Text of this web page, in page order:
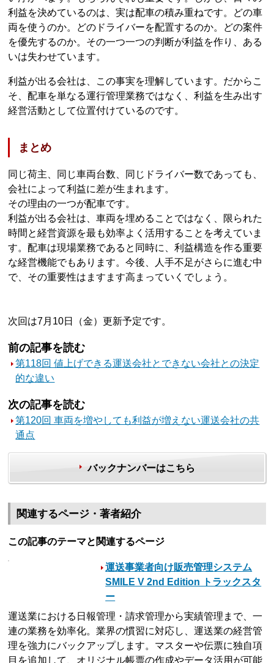
利益を決めているのは、実は配車の積み重ねです。どの車
両を使うのか。どのドライバーを配置するのか。どの案件
を優先するのか。その一つ一つの判断が利益を作り、ある
いは失わせています。
利益が出る会社は、この事実を理解しています。だからこ
そ、配車を単なる運行管理業務ではなく、利益を生み出す
経営活動として位置付けているのです。
まとめ
同じ荷主、同じ車両台数、同じドライバー数であっても、
会社によって利益に差が生まれます。
その理由の一つが配車です。
利益が出る会社は、車両を埋めることではなく、限られた
時間と経営資源を最も効率よく活用することを考えていま
す。配車は現場業務であると同時に、利益構造を作る重要
な経営機能でもあります。今後、人手不足がさらに進む中
で、その重要性はますます高まっていくでしょう。
次回は7月10日（金）更新予定です。
前の記事を読む
第118回 値上げできる運送会社とできない会社との決定
的な違い
次の記事を読む
第120回 車両を増やしても利益が増えない運送会社の共
通点
バックナンバーはこちら
関連するページ・著者紹介
この記事のテーマと関連するページ
運送事業者向け販売管理システム
SMILE V 2nd Edition トラックスタ
ー
運送業における日報管理・請求管理から実績管理まで、一
連の業務を効率化。業界の慣習に対応し、運送業の経営管
理を強力にバックアップします。マスターや伝票に独自項
目を追加して、オリジナル帳票の作成やデータ活用が可能